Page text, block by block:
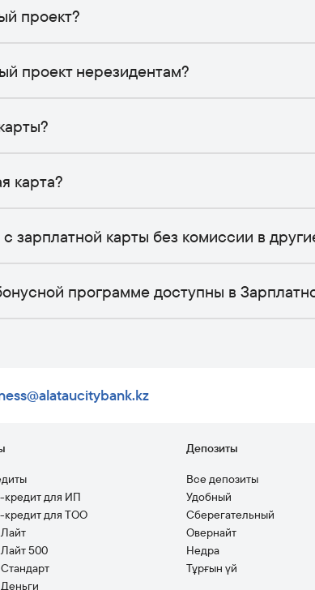
проект?
проект нерезидентам?
карта?
зарплатной карты без комиссии в
программе доступны в
для ИП
для ТОО
500
Депозиты
Все депозиты
Удобный
Сберегательный
Овернайт
Недра
Тұрғын үй